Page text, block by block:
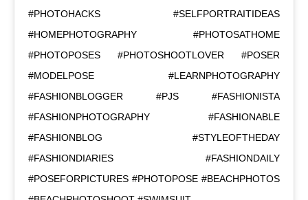
#PHOTOHACKS #SELFPORTRAITIDEAS
#HOMEPHOTOGRAPHY #PHOTOSATHOME
#PHOTOPOSES #PHOTOSHOOTLOVER #POSER
#MODELPOSE #LEARNPHOTOGRAPHY
#FASHIONBLOGGER #PJS #FASHIONISTA
#FASHIONPHOTOGRAPHY #FASHIONABLE
#FASHIONBLOG #STYLEOFTHEDAY
#FASHIONDIARIES #FASHIONDAILY
#POSEFORPICTURES #PHOTOPOSE #BEACHPHOTOS